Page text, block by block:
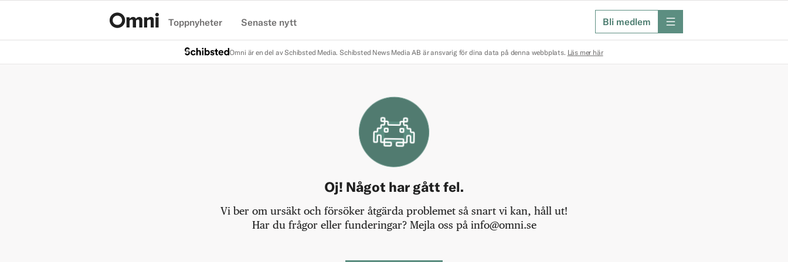
Toppnyheter Senaste nytt Bli medlem meny
Omni är en del av Schibsted Media. Schibsted News Media AB är ansvarig för dina data på denna webbplats. Läs mer här
Oj! Något har gått fel.
Vi ber om ursäkt och försöker åtgärda problemet så snart vi kan, håll ut!
Har du frågor eller funderingar? Mejla oss på info@omni.se